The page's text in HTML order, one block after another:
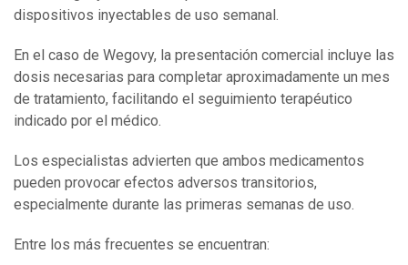
dispositivos inyectables de uso semanal.
En el caso de Wegovy, la presentación comercial incluye las
dosis necesarias para completar aproximadamente un mes
de tratamiento, facilitando el seguimiento terapéutico
indicado por el médico.
Los especialistas advierten que ambos medicamentos
pueden provocar efectos adversos transitorios,
especialmente durante las primeras semanas de uso.
Entre los más frecuentes se encuentran: